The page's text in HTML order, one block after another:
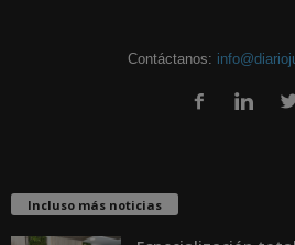
Contáctanos:
Incluso más noticias